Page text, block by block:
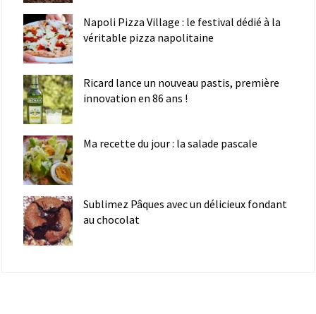
Napoli Pizza Village : le festival dédié à la
véritable pizza napolitaine
Ricard lance un nouveau pastis, première
innovation en 86 ans !
Ma recette du jour : la salade pascale
Sublimez Pâques avec un délicieux fondant
au chocolat